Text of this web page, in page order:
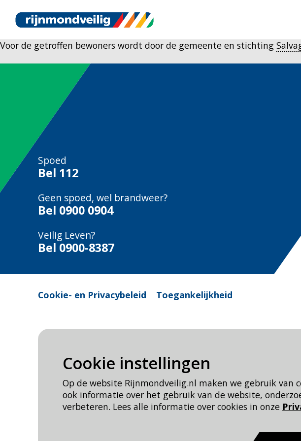
Cookie instellingen
Op de website Rijnmondveilig.nl maken we gebruik van
ook informatie over het gebruik van de website,
verbeteren. Lees alle informatie over cookies in onze
Voor de getroffen bewoners wordt door de gemeente en stichting
Spoed
Bel 112
Geen spoed, wel brandweer?
Bel 0900 0904
Veilig Leven?
Bel 0900-8387
Cookie- en Privacybeleid Toegankelijkheid